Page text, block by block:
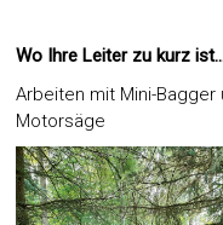
Wo Ihre Leiter zu kurz
Arbeiten mit Mini-
Motorsäge